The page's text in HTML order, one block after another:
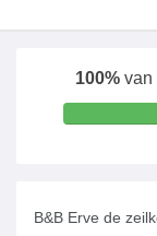
100% van
B&B Erve de